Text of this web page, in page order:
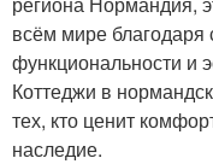
всём мире благодаря
функциональности и
Коттеджи в
тех, кто ценит
наследие.